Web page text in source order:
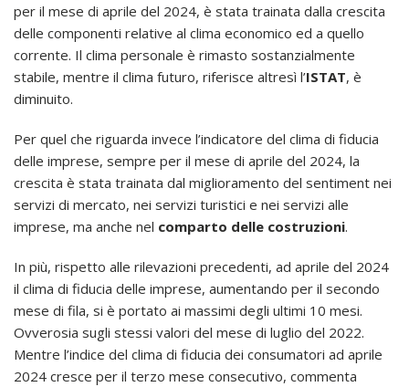
per il mese di aprile del 2024, è stata trainata dalla crescita
delle componenti relative al clima economico ed a quello
corrente. Il clima personale è rimasto sostanzialmente
stabile, mentre il clima futuro, riferisce altresì l’ISTAT, è
diminuito.
Per quel che riguarda invece l’indicatore del clima di fiducia
delle imprese, sempre per il mese di aprile del 2024, la
crescita è stata trainata dal miglioramento del sentiment nei
servizi di mercato, nei servizi turistici e nei servizi alle
imprese, ma anche nel comparto delle costruzioni.
In più, rispetto alle rilevazioni precedenti, ad aprile del 2024
il clima di fiducia delle imprese, aumentando per il secondo
mese di fila, si è portato ai massimi degli ultimi 10 mesi.
Ovverosia sugli stessi valori del mese di luglio del 2022.
Mentre l’indice del clima di fiducia dei consumatori ad aprile
2024 cresce per il terzo mese consecutivo, commenta